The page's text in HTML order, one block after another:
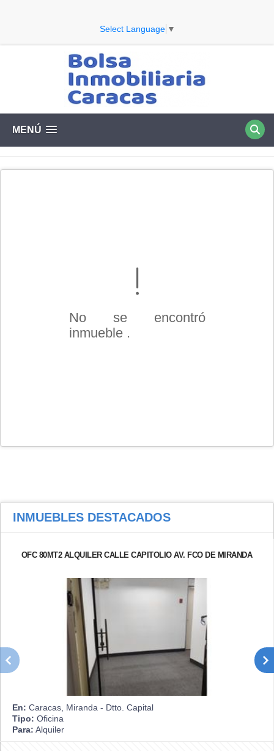
Select Language ▼
MENÚ
No se encontró
inmueble .
INMUEBLES DESTACADOS
OFC 80MT2 ALQUILER CALLE CAPITOLIO AV. FCO DE MIRANDA
En: Caracas, Miranda - Dtto. Capital
Tipo: Oficina
Para: Alquiler